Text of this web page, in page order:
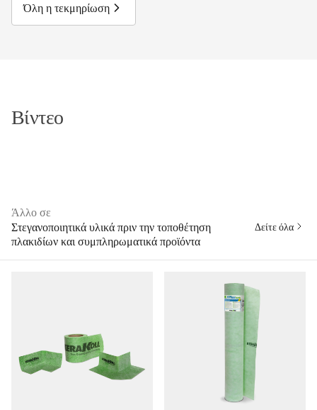
Όλη η τεκμηρίωση
Βίντεο
Άλλο σε
Στεγανοποιητικά υλικά πριν την τοποθέτηση
πλακιδίων και συμπληρωματικά προϊόντα
Δείτε όλα